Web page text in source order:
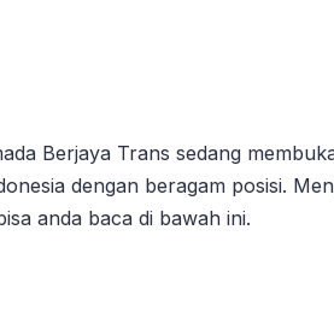
Berjaya Trans sedang
dengan beragam posisi.
anda baca di bawah ini.